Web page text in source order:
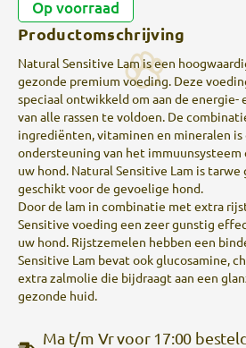
Op voorraad
Productomschrijving
Natural Sensitive Lam is een
gezonde premium voeding. Deze
speciaal ontwikkeld om aan de energie-
van alle rassen te voldoen. De
ingrediënten, vitaminen en mineralen
ondersteuning van het immuunsysteem
uw hond. Natural Sensitive Lam is
geschikt voor de gevoelige hond.
Door de lam in combinatie met extra
Sensitive voeding een zeer gunstig
uw hond. Rijstzemelen hebben een
Sensitive Lam bevat ook glucosamine,
extra zalmolie die bijdraagt aan een
gezonde huid.
Ma t/m Vr voor 17:00